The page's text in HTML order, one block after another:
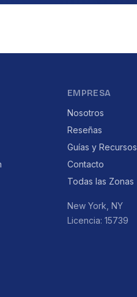
EMPRESA
Nosotros
Reseñas
Guías y Recursos
Contacto
Todas las Zonas
New York, NY
Licencia: 15739